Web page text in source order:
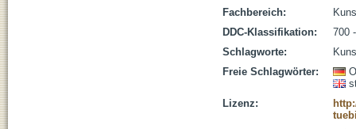
Fachbereich:
DDC-Klassifikation:
700
Schlagworte:
Freie Schlagwörter:
Lizenz: